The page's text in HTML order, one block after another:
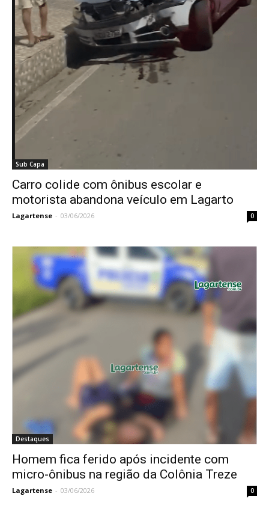
Sub Capa
Carro colide com ônibus escolar e
motorista abandona veículo em Lagarto
Lagartense - 03/06/2026 0
Destaques
Homem fica ferido após incidente com
micro-ônibus na região da Colônia Treze
Lagartense - 03/06/2026 0